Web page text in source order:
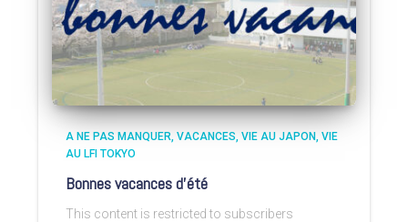
A NE PAS MANQUER VACANCES VIE AU JAPON VIE
AU LFI TOKYO
Bonnes vacances d’été
This content is restricted to subscribers